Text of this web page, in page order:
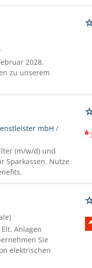
2028.
zu unserem
mbH /
(m/w/d) und
Sparkassen. Nutze
Anlagen
Sie
elektrischen